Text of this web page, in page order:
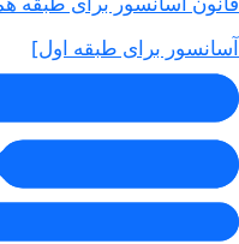
آسانسور برای طبقه اول]